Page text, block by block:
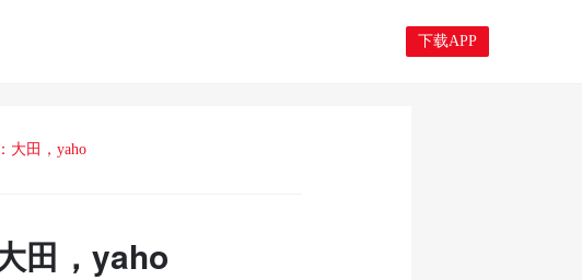
下载APP
大田，yaho
田，yaho